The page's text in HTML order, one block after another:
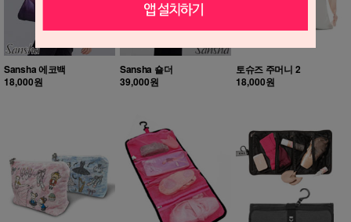
Sansha 에코백
18,000원
Sansha 숄더
39,000원
토슈즈 주머니 2
18,000원